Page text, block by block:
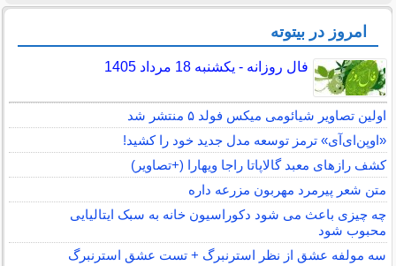
امروز در بیتوته
فال روزانه - یکشنبه 18 مرداد 1405
اولین تصاویر شیائومی میکس فولد ۵ منتشر شد
«اوپن‌ای‌آی» ترمز توسعه مدل جدید خود را کشید!
کشف رازهای معبد گالاپاتا راجا ویهارا (+تصاویر)
متن شعر پیرمرد مهربون مزرعه داره
چه چیزی باعث می شود دکوراسیون خانه به سبک ایتالیایی
محبوب شود
سه مولفه عشق از نظر استرنبرگ + تست عشق استرنبرگ